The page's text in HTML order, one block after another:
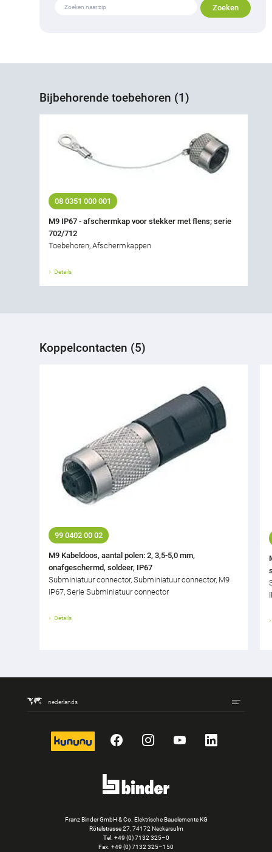
Bijbehorende toebehoren (1)
08 0351 000 001
M9 IP67 - afschermkap voor stekker met flens; serie
702/712
Toebehoren, Afschermkappen
Details
Koppelcontacten (5)
99 0402 00 02
M9 Kabeldoos, aantal polen: 2, 3,5-5,0 mm,
onafgeschermd, soldeer, IP67
Subminiatuur connector, Subminiatuur connector, M9
IP67, Serie Subminiatuur connector
Details
nederlands
kununu FacebookInstagram
YouTubeLinkedIn
Franz Binder GmbH & Co. Elektrische Bauelemente KG
Rötelstrasse 27, 74172 Neckarsulm
Tel. +49 (0) 7132 325–0
Fax. +49 (0) 7132 325–150